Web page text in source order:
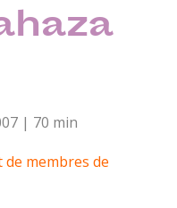
| 70 min
membres de